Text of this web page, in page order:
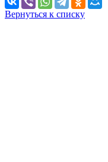
Вернуться к списку